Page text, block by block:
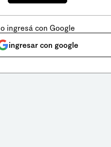
o ingresá con Google
ingresar con google